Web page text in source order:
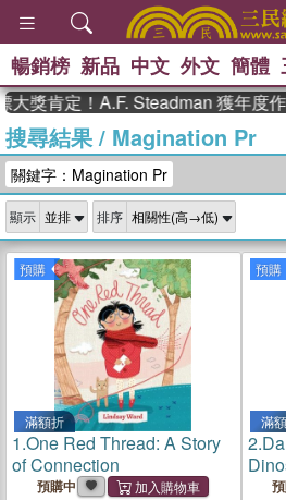
熱搜：
父親節 、
念華 、
孩：黎曼猜
暢銷榜 新品 中文 外文 簡體
！A.F. Steadman 獲年度作家，
搜尋結果/ Magination Pr
關鍵字：Magination Pr
顯示 排序
預購
滿額折
1.One Red Thread: A Story
of Connection
預購中
預購
滿
2.